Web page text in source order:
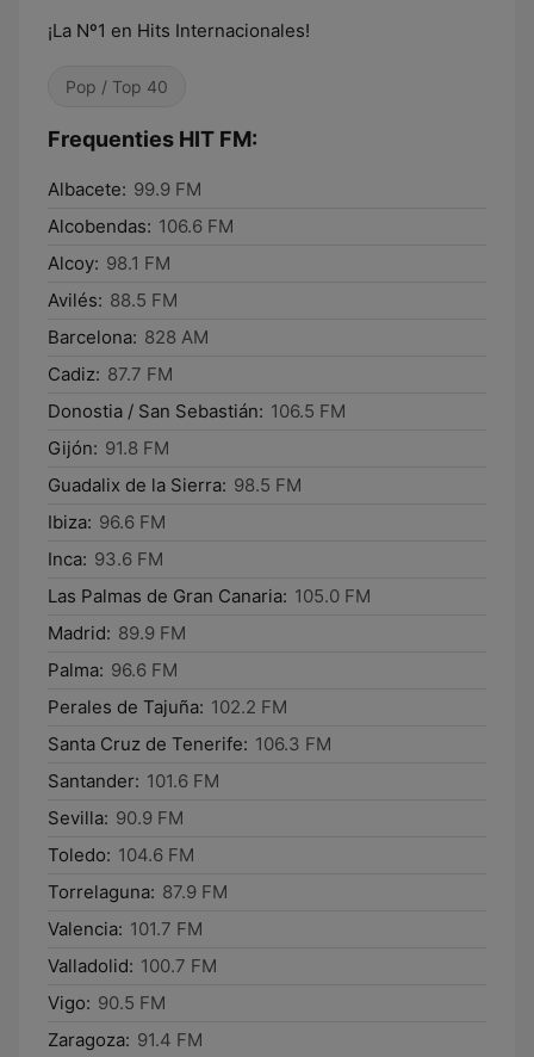
¡La Nº1 en Hits Internacionales!
Pop / Top 40
Frequenties HIT FM:
Albacete: 99.9 FM
Alcobendas: 106.6 FM
Alcoy: 98.1 FM
Avilés: 88.5 FM
Barcelona: 828 AM
Cadiz: 87.7 FM
Donostia / San Sebastián: 106.5 FM
Gijón: 91.8 FM
Guadalix de la Sierra: 98.5 FM
Ibiza: 96.6 FM
Inca: 93.6 FM
Las Palmas de Gran Canaria: 105.0 FM
Madrid: 89.9 FM
Palma: 96.6 FM
Perales de Tajuña: 102.2 FM
Santa Cruz de Tenerife: 106.3 FM
Santander: 101.6 FM
Sevilla: 90.9 FM
Toledo: 104.6 FM
Torrelaguna: 87.9 FM
Valencia: 101.7 FM
Valladolid: 100.7 FM
Vigo: 90.5 FM
Zaragoza: 91.4 FM